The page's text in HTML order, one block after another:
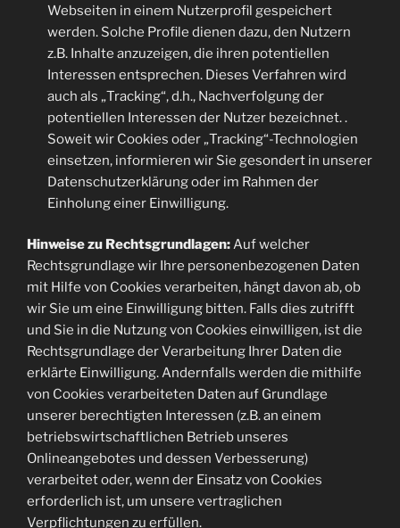
Webseiten in einem Nutzerprofil gespeichert
werden. Solche Profile dienen dazu, den Nutzern
z.B. Inhalte anzuzeigen, die ihren potentiellen
Interessen entsprechen. Dieses Verfahren wird
auch als „Tracking“, d.h., Nachverfolgung der
potentiellen Interessen der Nutzer bezeichnet. .
Soweit wir Cookies oder „Tracking“-Technologien
einsetzen, informieren wir Sie gesondert in unserer
Datenschutzerklärung oder im Rahmen der
Einholung einer Einwilligung.
Hinweise zu Rechtsgrundlagen:Auf welcher
Rechtsgrundlage wir Ihre personenbezogenen Daten
mit Hilfe von Cookies verarbeiten, hängt davon ab, ob
wir Sie um eine Einwilligung bitten. Falls dies zutrifft
und Sie in die Nutzung von Cookies einwilligen, ist die
Rechtsgrundlage der Verarbeitung Ihrer Daten die
erklärte Einwilligung. Andernfalls werden die mithilfe
von Cookies verarbeiteten Daten auf Grundlage
unserer berechtigten Interessen (z.B. an einem
betriebswirtschaftlichen Betrieb unseres
Onlineangebotes und dessen Verbesserung)
verarbeitet oder, wenn der Einsatz von Cookies
erforderlich ist, um unsere vertraglichen
Verpflichtungen zu erfüllen.